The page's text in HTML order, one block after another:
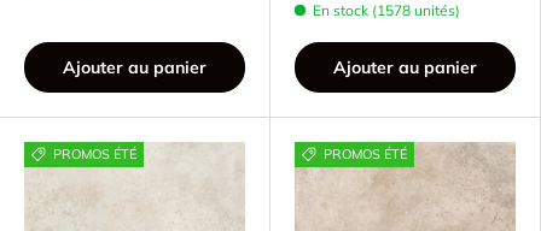
Ajouter au panier
En stock (1578 unités)
Ajouter au panier
PROMOS ÉTÉ PROMOS ÉTÉ